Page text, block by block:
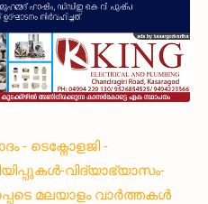
- ടെക്നോളജി -
വിദ്യാഭ്യാസം-
മലയാളം വാർത്തകൾ